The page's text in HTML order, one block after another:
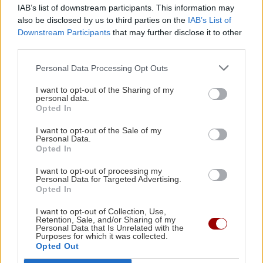
IAB’s list of downstream participants. This information may
also be disclosed by us to third parties on the IAB’s List of
Downstream Participants that may further disclose it to other
Personal Data Processing Opt Outs
I want to opt-out of the Sharing of my
personal data.
Opted In
I want to opt-out of the Sale of my
Personal Data.
Opted In
I want to opt-out of processing my
Personal Data for Targeted Advertising.
Opted In
I want to opt-out of Collection, Use,
Retention, Sale, and/or Sharing of my
Personal Data that Is Unrelated with the
Purposes for which it was collected.
Opted Out
22:14
ΟΙΚΟΝΟΜΙΑ
Ελλάδα: Δεύτερη στην ΕΕ με το υψηλότερο
ποσοστό φτώχειας ή κοινωνικού αποκλεισμού
21:46
ΚΟΣΜΟΣ
Πέντε νεκροί σε Ουκρανία και Ρωσία από τις
ανταλλαγές πληγμάτων
Άκης Σκέρτσος: Από το 2018 έως το 2025 οι
καταθέσεις φυσικών προσώπων αυξήθηκαν
21:14
ΕΛΛΑΔΑ
Συγκλονίζει την Σκιάθο υπόθεση βιασμού
15χρονου μαθητή -Βία και εκβιασμοί από
Χαίρεσαι πραγματικά όταν ο
σύντροφός σου πετυχαίνει κάτι;
GOSSIP - LIFESTYLE
Δάντης: «Δεν θα ξαναγράψω ποτέ
τραγούδι για τη Eurovision, 22 χρόνια
μετά υπάρχει αχαριστία για το My
Number One»